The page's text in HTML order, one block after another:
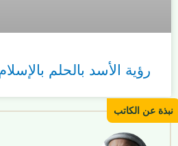
رؤية الأسد بالحلم